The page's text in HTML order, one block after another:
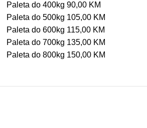
Paleta do 400kg 90,00 KM
Paleta do 500kg 105,00 KM
Paleta do 600kg 115,00 KM
Paleta do 700kg 135,00 KM
Paleta do 800kg 150,00 KM